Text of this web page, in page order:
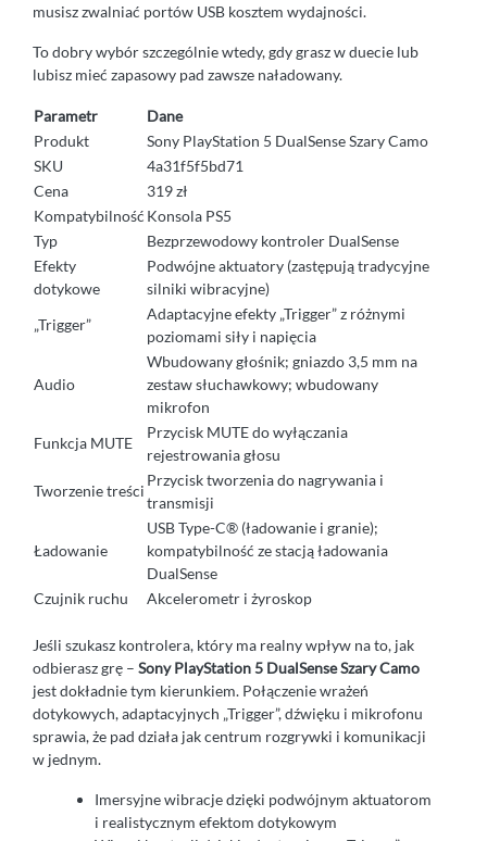
musisz zwalniać portów USB kosztem wydajności.
To dobry wybór szczególnie wtedy, gdy grasz w duecie lub
lubisz mieć zapasowy pad zawsze naładowany.
Parametr
Dane
Produkt
Sony PlayStation 5 DualSense Szary Camo
SKU
4a31f5f5bd71
Cena
319 zł
Kompatybilność Konsola PS5
Typ
Bezprzewodowy kontroler DualSense
Efekty
dotykowe
Podwójne aktuatory (zastępują tradycyjne
silniki wibracyjne)
„Trigger”
Adaptacyjne efekty „Trigger” z różnymi
poziomami siły i napięcia
Audio
Wbudowany głośnik; gniazdo 3,5 mm na
zestaw słuchawkowy; wbudowany
mikrofon
Funkcja MUTE
Przycisk MUTE do wyłączania
rejestrowania głosu
Tworzenie treści
Przycisk tworzenia do nagrywania i
transmisji
Ładowanie
USB Type-C® (ładowanie i granie);
kompatybilność ze stacją ładowania
DualSense
Czujnik ruchu
Akcelerometr i żyroskop
Jeśli szukasz kontrolera, który ma realny wpływ na to, jak
odbierasz grę – Sony PlayStation 5 DualSense Szary Camo
jest dokładnie tym kierunkiem. Połączenie wrażeń
dotykowych, adaptacyjnych „Trigger”, dźwięku i mikrofonu
sprawia, że pad działa jak centrum rozgrywki i komunikacji
w jednym.
Imersyjne wibracje dzięki podwójnym aktuatorom
i realistycznym efektom dotykowym